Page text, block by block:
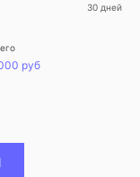
30 дней
руб